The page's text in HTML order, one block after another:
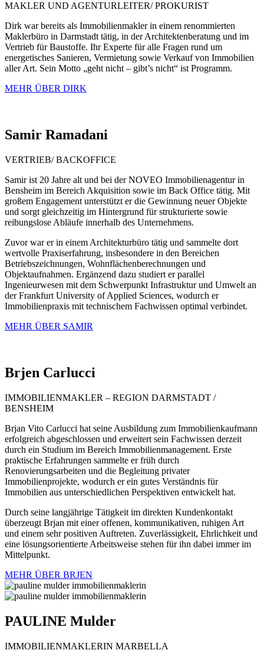
MAKLER UND AGENTURLEITER/ PROKURIST
Dirk war bereits als Immobilienmakler in einem renommierten
Maklerbüro in Darmstadt tätig, in der Architektenberatung und im
Vertrieb für Baustoffe. Ihr Experte für alle Fragen rund um
energetisches Sanieren, Vermietung sowie Verkauf von Immobilien
aller Art. Sein Motto „geht nicht – gibt’s nicht“ ist Programm.
MEHR ÜBER DIRK
Samir Ramadani
VERTRIEB/ BACKOFFICE
Samir ist 20 Jahre alt und bei der NOVEO Immobilienagentur in
Bensheim im Bereich Akquisition sowie im Back Office tätig. Mit
großem Engagement unterstützt er die Gewinnung neuer Objekte
und sorgt gleichzeitig im Hintergrund für strukturierte sowie
reibungslose Abläufe innerhalb des Unternehmens.
Zuvor war er in einem Architekturbüro tätig und sammelte dort
wertvolle Praxiserfahrung, insbesondere in den Bereichen
Betriebszeichnungen, Wohnflächenberechnungen und
Objektaufnahmen. Ergänzend dazu studiert er parallel
Ingenieurwesen mit dem Schwerpunkt Infrastruktur und Umwelt an
der Frankfurt University of Applied Sciences, wodurch er
Immobilienpraxis mit technischem Fachwissen optimal verbindet.
MEHR ÜBER SAMIR
Brjen Carlucci
IMMOBILIENMAKLER – REGION DARMSTADT /
BENSHEIM
Brjan Vito Carlucci hat seine Ausbildung zum Immobilienkaufmann
erfolgreich abgeschlossen und erweitert sein Fachwissen derzeit
durch ein Studium im Bereich Immobilienmanagement. Erste
praktische Erfahrungen sammelte er früh durch
Renovierungsarbeiten und die Begleitung privater
Immobilienprojekte, wodurch er ein gutes Verständnis für
Immobilien aus unterschiedlichen Perspektiven entwickelt hat.
Durch seine langjährige Tätigkeit im direkten Kundenkontakt
überzeugt Brjan mit einer offenen, kommunikativen, ruhigen Art
und einem sehr positiven Auftreten. Zuverlässigkeit, Ehrlichkeit und
eine lösungsorientierte Arbeitsweise stehen für ihn dabei immer im
Mittelpunkt.
MEHR ÜBER BRJEN
PAULINE Mulder
IMMOBILIENMAKLERIN MARBELLA